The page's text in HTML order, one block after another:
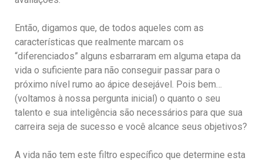
Então, digamos que, de todos aqueles com as
características que realmente marcam os
“diferenciados” alguns esbarraram em alguma etapa da
vida o suficiente para não conseguir passar para o
próximo nível rumo ao ápice desejável. Pois bem…
(voltamos à nossa pergunta inicial) o quanto o seu
talento e sua inteligência são necessários para que sua
carreira seja de sucesso e você alcance seus objetivos?
A vida não tem este filtro específico que determine esta